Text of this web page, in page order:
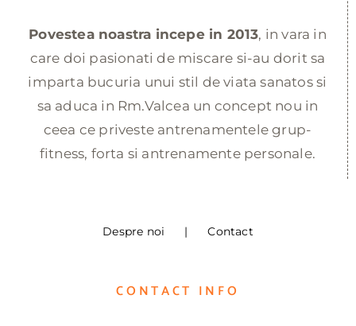
Povestea noastra incepe in 2013, in vara in
care doi pasionati de miscare si-au dorit sa
imparta bucuria unui stil de viata sanatos si
sa aduca in Rm.Valcea un concept nou in
ceea ce priveste antrenamentele grup-
fitness, forta si antrenamente personale.
Despre noi Contact
CONTACT INFO